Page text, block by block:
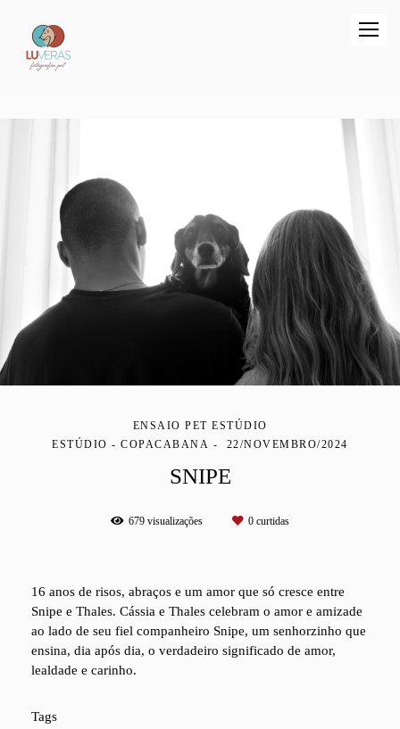
ENSAIO PET ESTÚDIO
ESTÚDIO - COPACABANA
22/NOVEMBRO/2024
SNIPE
679 visualizações 0 curtidas
16 anos de risos, abraços e um amor que só cresce entre
Snipe e Thales. Cássia e Thales celebram o amor e amizade
ao lado de seu fiel companheiro Snipe, um senhorzinho que
ensina, dia após dia, o verdadeiro significado de amor,
lealdade e carinho.
Tags